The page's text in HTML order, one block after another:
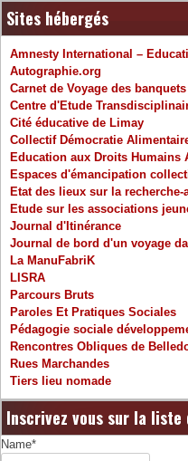
Sites hébergés
Amnesty International –
Autographie.org
Carnet de Voyage des
Centre d'Etude
Cité éducative de Limay
Collectif Démocratie
Education aux Droits Humains
Espaces d'émancipation
Etat des lieux sur la
Etude sur les associations
Journal d'Itinérance
Journal de bord d'un voyage
La ManuFabriK
LISRA
Parcours Bruts
Paroles Et Pratiques Sociales
Pédagogie sociale
Rencontres Obliques de
Rues Marchandes
Tiers lieu nomade
Inscrivez vous sur la liste
Name*